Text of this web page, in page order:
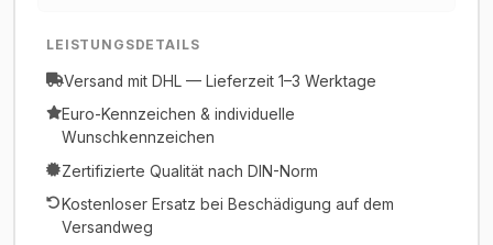
LEISTUNGSDETAILS
Versand mit DHL — Lieferzeit 1–3 Werktage
Euro-Kennzeichen & individuelle
Wunschkennzeichen
Zertifizierte Qualität nach DIN-Norm
Kostenloser Ersatz bei Beschädigung auf dem
Versandweg